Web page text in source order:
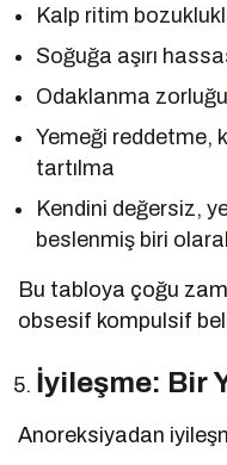
Kalp ritim
Soğuğa aşırı
Odaklanma
Yemeği reddetme,
tartılma
Kendini değersiz,
beslenmiş biri
Bu tabloya çoğu
obsesif kompulsif
İyileşme: Bir
Anoreksiyadan